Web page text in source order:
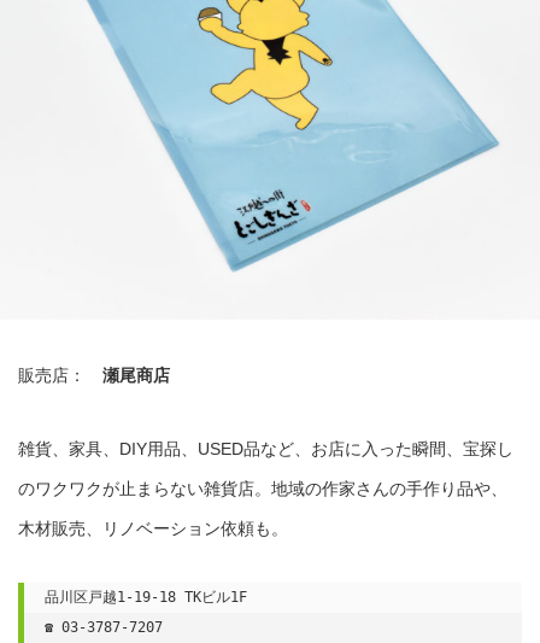
販売店： 瀬尾商店
雑貨、家具、DIY用品、USED品など、お店に入った瞬間、宝探し
のワクワクが止まらない雑貨店。地域の作家さんの手作り品や、
木材販売、リノベーション依頼も。
品川区戸越1-19-18 TKビル1F
☎ 03-3787-7207